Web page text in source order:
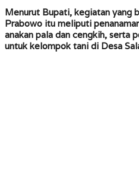
Menurut Bupati, kegiatan yang
Prabowo itu meliputi
anakan pala dan cengkih, serta
untuk kelompok tani di Desa